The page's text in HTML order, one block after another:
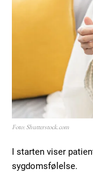
Member
Etiam est nibh,
Praesent
Ut mollis
Donec quis est
Foto: Shutterstock.com
I starten viser
sygdomsfølelse.